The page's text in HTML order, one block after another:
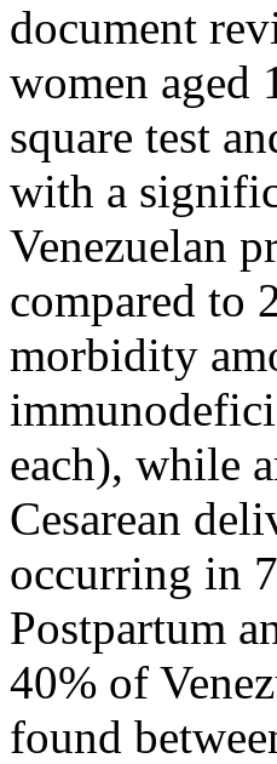
document
women aged
square test
with a
Venezuelan
compared to
morbidity
each), while
Cesarean
occurring in
Postpartum
40% of
found